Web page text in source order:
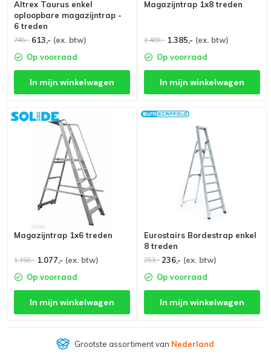
Altrex Taurus enkel
oploopbare magazijntrap -
6 treden
748,- 613,- (ex. btw)
Op voorraad
In mijn winkelwagen
Magazijntrap 1x8 treden
1.489,- 1.385,- (ex. btw)
Op voorraad
In mijn winkelwagen
Magazijntrap 1x6 treden
1.158,- 1.077,- (ex. btw)
Op voorraad
In mijn winkelwagen
Eurostairs Bordestrap enkel
8 treden
253,- 236,- (ex. btw)
Op voorraad
In mijn winkelwagen
Grootste assortiment van Nederland